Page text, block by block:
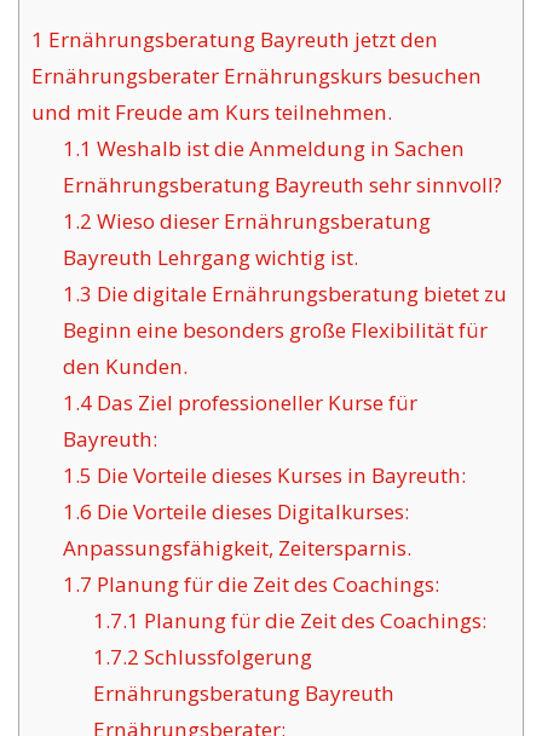
1 Ernährungsberatung Bayreuth jetzt den
Ernährungsberater Ernährungskurs besuchen
und mit Freude am Kurs teilnehmen.
1.1 Weshalb ist die Anmeldung in Sachen
Ernährungsberatung Bayreuth sehr sinnvoll?
1.2 Wieso dieser Ernährungsberatung
Bayreuth Lehrgang wichtig ist.
1.3 Die digitale Ernährungsberatung bietet zu
Beginn eine besonders große Flexibilität für
den Kunden.
1.4Das Ziel professioneller Kurse für
Bayreuth:
1.5 Die Vorteile dieses Kurses in Bayreuth:
1.6 Die Vorteile dieses Digitalkurses:
Anpassungsfähigkeit, Zeitersparnis.
1.7 Planung für die Zeit des Coachings:
1.7.1 Planung für die Zeit des Coachings:
1.7.2 Schlussfolgerung
Ernährungsberatung Bayreuth
Ernährungsberater: